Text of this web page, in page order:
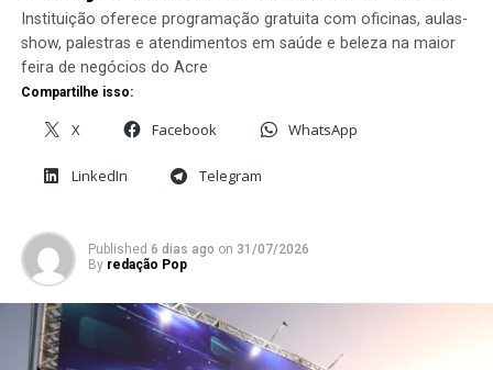
se consolidou como referência no estado pela qualidade,
criatividade e capacidade de atender diferentes
mercados.
Instituição oferece programação gratuita com oficinas, aulas-
show, palestras e atendimentos em saúde e beleza na maior
feira de negócios do Acre
Compartilhe isso:
X Facebook WhatsApp
LinkedIn Telegram
Published 6 dias ago on 31/07/2026
By redação Pop